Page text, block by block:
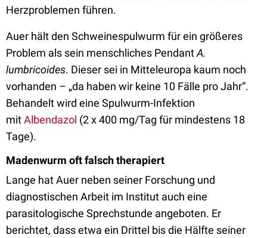
Herzproblemen führen.
Auer hält den Schweinespulwurm für ein größeres
Problem als sein menschliches PendantA.
lumbricoides. Dieser sei in Mitteleuropa kaum noch
vorhanden – „da haben wir keine 10 Fälle pro Jahr“.
Behandelt wird eine Spulwurm-Infektion
mitAlbendazol (2 x 400 mg/Tag für mindestens 18
Tage).
Madenwurm oft falsch therapiert
Lange hat Auer neben seiner Forschung und
diagnostischen Arbeit im Institut auch eine
parasitologische Sprechstunde angeboten. Er
berichtet, dass etwa ein Drittel bis die Hälfte seiner